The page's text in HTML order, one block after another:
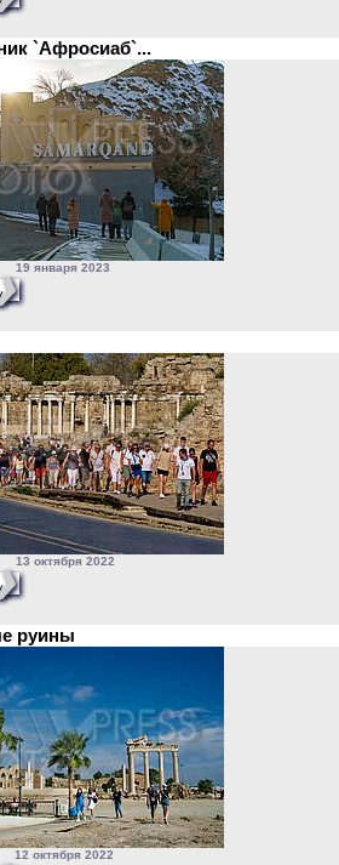
`Афросиаб`...
января 2023
октября 2022
руины
октября 2022